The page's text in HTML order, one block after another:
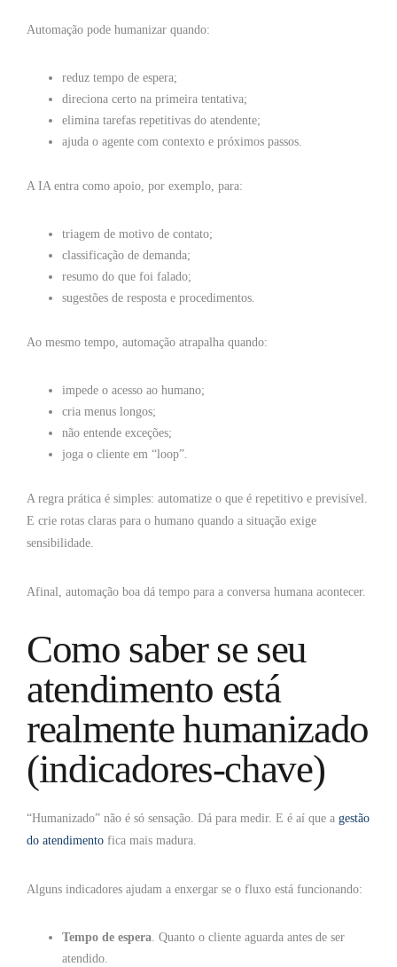
Automação pode humanizar quando:
reduz tempo de espera;
direciona certo na primeira tentativa;
elimina tarefas repetitivas do atendente;
ajuda o agente com contexto e próximos passos.
A IA entra como apoio, por exemplo, para:
triagem de motivo de contato;
classificação de demanda;
resumo do que foi falado;
sugestões de resposta e procedimentos.
Ao mesmo tempo, automação atrapalha quando:
impede o acesso ao humano;
cria menus longos;
não entende exceções;
joga o cliente em “loop”.
A regra prática é simples: automatize o que é repetitivo e previsível.
E crie rotas claras para o humano quando a situação exige
sensibilidade.
Afinal, automação boa dá tempo para a conversa humana acontecer.
Como saber se seu
atendimento está
realmente humanizado
(indicadores-chave)
“Humanizado” não é só sensação. Dá para medir. E é aí que a gestão
do atendimento fica mais madura.
Alguns indicadores ajudam a enxergar se o fluxo está funcionando:
Tempo de espera. Quanto o cliente aguarda antes de ser
atendido.